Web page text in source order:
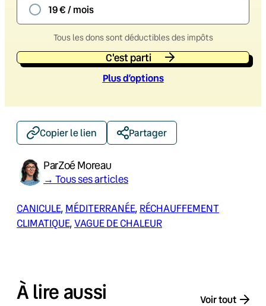
19 € / mois
Tous les dons sont déductibles des impôts
C'est parti
Plus d’options
Copier le lien Partager
ParZoé Moreau
→ Tous ses articles
CANICULE, MÉDITERRANÉE, RÉCHAUFFEMENT
CLIMATIQUE, VAGUE DE CHALEUR
À lire aussi Voir tout